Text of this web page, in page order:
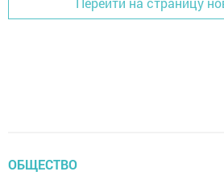
ОБЩЕСТВО